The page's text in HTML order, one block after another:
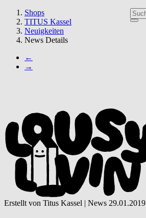
here:
Shops
TITUS Kassel
Neuigkeiten
News Details
←
→
Erstellt von Titus Kassel | News 29.01.2019